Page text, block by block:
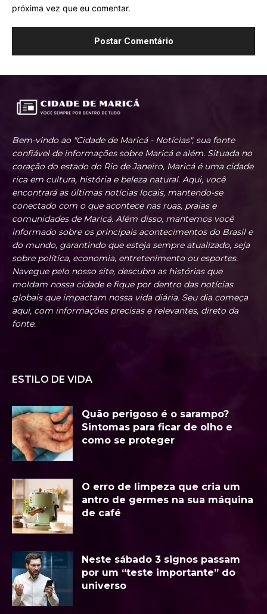
próxima vez que eu comentar.
Bem-vindo ao "Cidade de Maricá - Notícias", sua fonte
confiável de informações sobre Maricá e além. Situada no
coração do estado do Rio de Janeiro, Maricá é uma cidade
rica em cultura, história e beleza natural. Aqui, você
encontrará as últimas notícias locais, mantendo-se
conectado com o que acontece nas ruas, praias e
comunidades de Maricá. Além disso, mantemos você
informado sobre os principais acontecimentos do Brasil e
do mundo, garantindo que esteja sempre atualizado, seja
sobre política, economia, entretenimento ou esportes.
Navegue pelo nosso site, descubra as histórias que
moldam nossa cidade e fique por dentro das notícias
globais que impactam nossa vida diária. Seu dia começa
aqui, com informações precisas e relevantes, direto da
fonte.
ESTILO DE VIDA
Quão perigoso é o sarampo?
Sintomas para ficar de olho e
como se proteger
O erro de limpeza que cria um
antro de germes na sua máquina
de café
Neste sábado 3 signos passam
por um “teste importante” do
universo